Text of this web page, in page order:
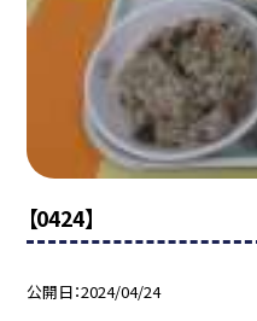
【0424】
公開日 2024/04/24